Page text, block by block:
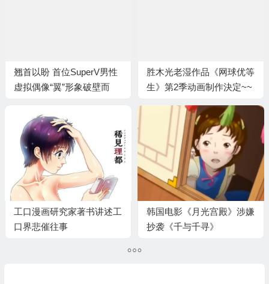
翘首以盼 首位SuperV男性
虚拟偶像“翼”形象破壁而
胜木光老湿作品《网球优等
生》第2季动画制作決定~~
工口漫画研究家著书讲述工
口界悲催往事
韩国电影《月光宫殿》涉嫌
抄袭《千与千寻》